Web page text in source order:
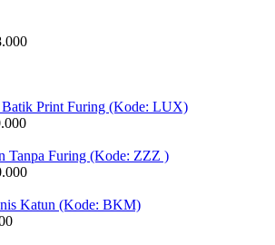
Batik Print Furing (Kode: LUX)
Tanpa Furing (Kode: ZZZ )
Katun (Kode: BKM)